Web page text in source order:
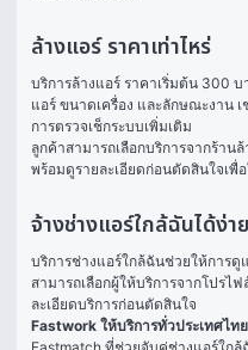
ล้างแอร์ ราคาเท่าไหร่
บริการล้างแอร์ ราคาเริ่มต้น 300
แอร์ ขนาดเครื่อง และลักษณะงาน
การตรวจเช็กระบบเพิ่มเติม
ลูกค้าสามารถเลือกบริการจากร้าน
พร้อมดูรายละเอียดก่อนตัดสินใจเพื่
จ้างช่างแอร์ใกล้ฉันได้ง่า
บริการช่างแอร์ใกล้ฉันช่วยให้การดู
สามารถเลือกผู้ให้บริการจากโปรไ
ละเอียดบริการก่อนตัดสินใจ
Fastwork ให้บริการทั่วประเทศไ